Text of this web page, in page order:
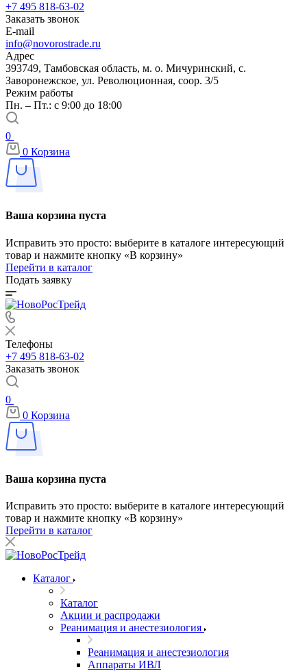
+7 495 818-63-02
Заказать звонок
E-mail
info@novorostrade.ru
Адрес
393749, Тамбовская область, м. о. Мичуринский, с.
Заворонежское, ул. Революционная, соор. 3/5
Режим работы
Пн. – Пт.: с 9:00 до 18:00
0
0 Корзина
Ваша корзина пуста
Исправить это просто: выберите в каталоге интересующий
товар и нажмите кнопку «В корзину»
Перейти в каталог
Подать заявку
Телефоны
+7 495 818-63-02
Заказать звонок
0
0 Корзина
Ваша корзина пуста
Исправить это просто: выберите в каталоге интересующий
товар и нажмите кнопку «В корзину»
Перейти в каталог
Каталог
Каталог
Акции и распродажи
Реанимация и анестезиология
Реанимация и анестезиология
Аппараты ИВЛ